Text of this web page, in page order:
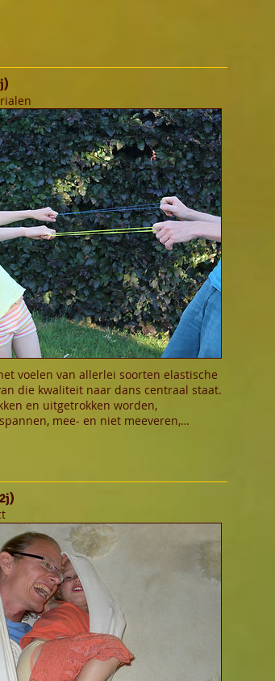
voelen van allerlei soorten elastische
die kwaliteit naar dans centraal staat.
en uitgetrokken worden,
mee- en niet meeveren,…